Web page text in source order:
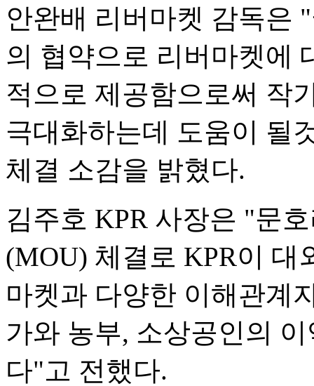
안완배 리버마켓 감독은
의 협약으로 리버마켓에
적으로 제공함으로써 작
극대화하는데 도움이 될
체결 소감을 밝혔다.
김주호 KPR 사장은 "문
(MOU) 체결로 KPR이 대
마켓과 다양한 이해관계
가와 농부, 소상공인의
다"고 전했다.